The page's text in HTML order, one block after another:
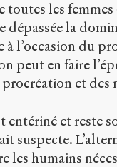
toutes les
la
à l’occasion du
peut en faire
et
entériné et reste
suspecte.
les humains